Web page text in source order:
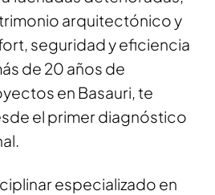
arquitectónico y
seguridad y eficiencia
de 20 años de
en Basauri, te
el primer diagnóstico
especializado en